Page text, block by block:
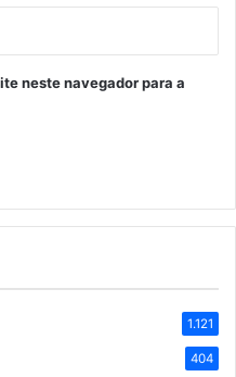
neste navegador para a
1.121
404